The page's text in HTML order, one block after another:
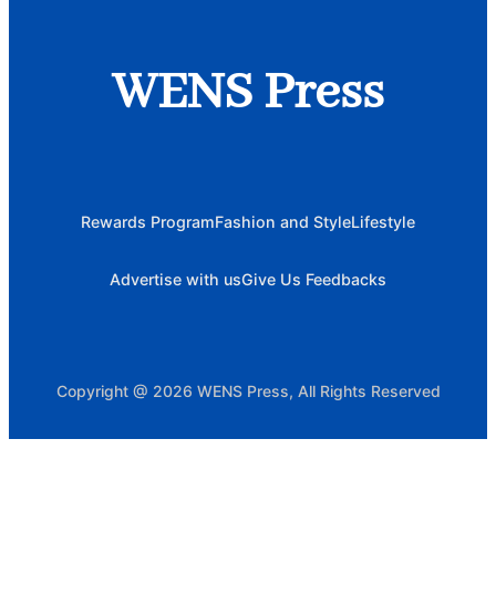
WENS Press
Rewards ProgramFashion and StyleLifestyle
Advertise with usGive Us Feedbacks
Copyright @ 2026 WENS Press, All Rights Reserved